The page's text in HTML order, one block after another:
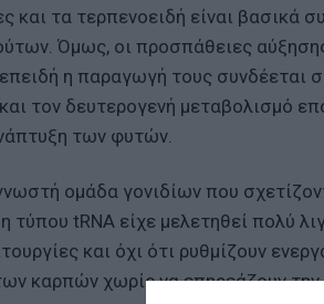
και τα τερπενοειδή είναι
Όμως, οι προσπάθειες
η παραγωγή τους συνδέεται
τον δευτερογενή μεταβολισμό
των φυτών.
ομάδα γονιδίων που
τύπου tRNA είχε μελετηθεί πολύ
και όχι ότι ρυθμίζουν
καρπών χωρίς να επηρεάζουν